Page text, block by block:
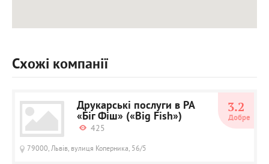
Схожі компанії
Друкарські послуги в РА
«Біг Фіш» («Big Fish»)
425
79000, Львів, вулиця Коперника, 56/5
3.2
Добре